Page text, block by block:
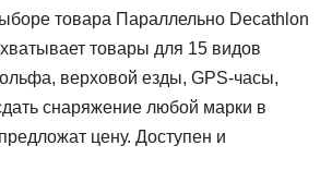
товара Параллельно Decathlon
товары для 15 видов
верховой езды, GPS‑часы,
снаряжение любой марки в
цену. Доступен и